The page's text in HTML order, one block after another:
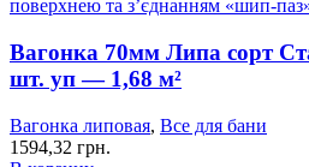
Вагонка 70мм Липа сорт
шт. уп — 1,68 м²
Вагонка липовая, Все для бани
1594,32 грн.